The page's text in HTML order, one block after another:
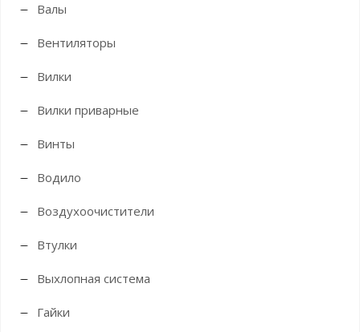
Валы
Вентиляторы
Вилки
Вилки приварные
Винты
Водило
Воздухоочистители
Втулки
Выхлопная система
Гайки